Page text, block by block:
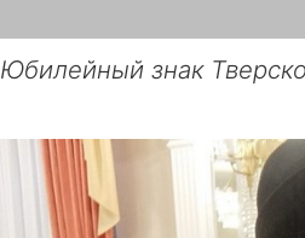
Юбилейный знак